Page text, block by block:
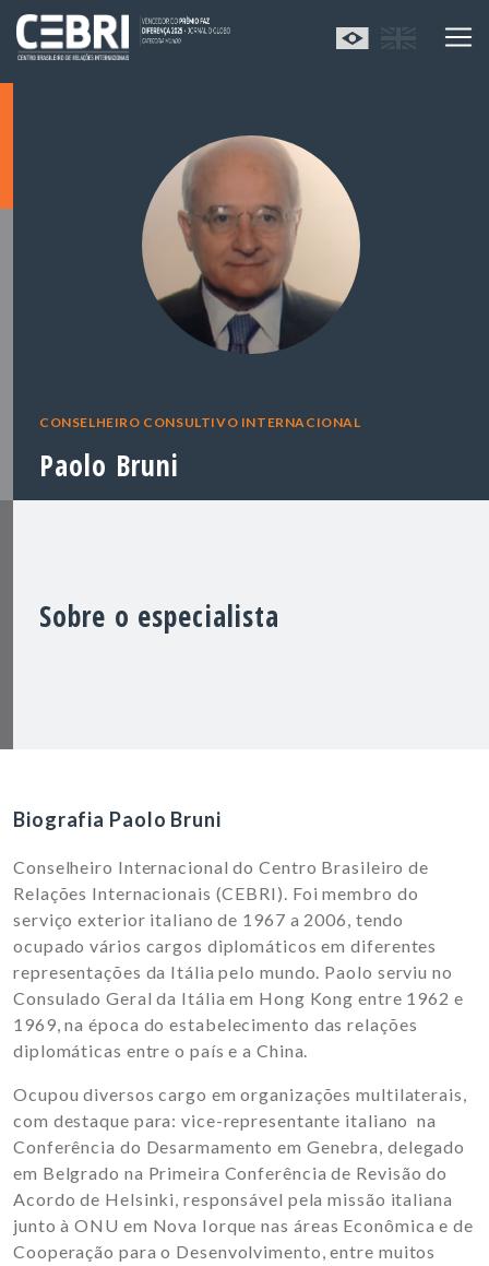
CONSELHEIRO CONSULTIVO INTERNACIONAL
Paolo Bruni
Sobre o especialista
Biografia Paolo Bruni
Conselheiro Internacional do Centro Brasileiro de
Relações Internacionais (CEBRI). Foi membro do
serviço exterior italiano de 1967 a 2006, tendo
ocupado vários cargos diplomáticos emdiferentes
representações da Itália pelo mundo. Paolo serviu no
Consulado Geral da Itália em Hong Kong entre 1962 e
1969, na época do estabelecimento das relações
diplomáticas entre o país e a China.
Ocupou diversos cargo em organizações multilaterais,
com destaque para: vice-representante italiano na
Conferência do Desarmamento em Genebra, delegado
em Belgrado na Primeira Conferência de Revisão do
Acordo de Helsinki, responsável pela missão italiana
junto à ONU em Nova Iorque nas áreas Econômica e de
Cooperação para o Desenvolvimento, entre muitos